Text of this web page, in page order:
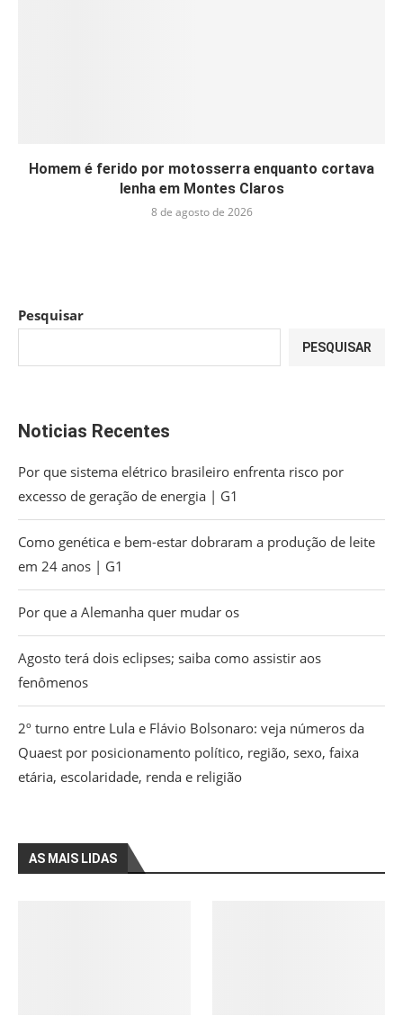
Homem é ferido por motosserra enquanto cortava
lenha em Montes Claros
8 de agosto de 2026
Pesquisar
PESQUISAR
Noticias Recentes
Por que sistema elétrico brasileiro enfrenta risco por
excesso de geração de energia | G1
Como genética e bem-estar dobraram a produção de leite
em 24 anos | G1
Por que a Alemanha quer mudar os
Agosto terá dois eclipses; saiba como assistir aos
fenômenos
2º turno entre Lula e Flávio Bolsonaro: veja números da
Quaest por posicionamento político, região, sexo, faixa
etária, escolaridade, renda e religião
AS MAIS LIDAS